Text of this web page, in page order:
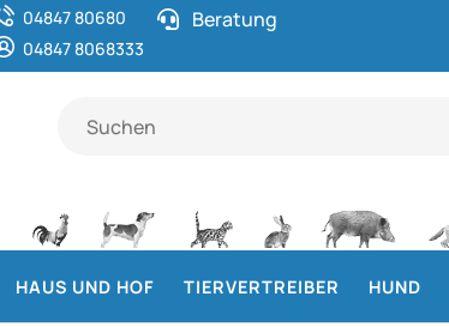
04847 80680
04847 8068333
Beratung
HAUS UND HOF TIERVERTREIBER HUND